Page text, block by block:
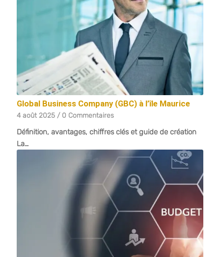
Global Business Company (GBC) à l’île Maurice
4 août 2025 / 0 Commentaires
Définition, avantages, chiffres clés et guide de création
La…